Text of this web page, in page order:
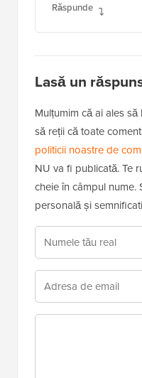
Răspunde
Lasă un
Mulțumim că ai ales
să reții că toate
politicii noastre de
NU va fi publicată. Te
cheie în câmpul nume.
personală și